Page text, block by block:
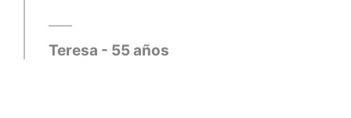
Teresa - 55 años